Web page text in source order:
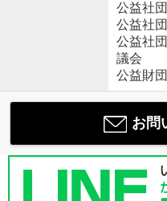
公益社
公益社
公益社
議会
公益財
お問